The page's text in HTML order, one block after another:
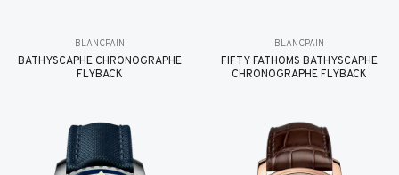
BLANCPAIN
BATHYSCAPHE CHRONOGRAPHE
FLYBACK
BLANCPAIN
FIFTY FATHOMS BATHYSCAPHE
CHRONOGRAPHE FLYBACK